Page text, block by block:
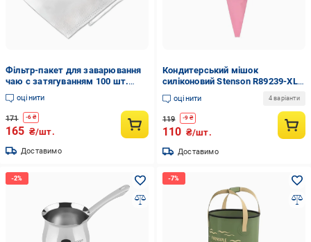
Фільтр-пакет для заварювання
чаю c затягуванням 100 шт.
(7358628)
оцінити
171 -6 ₴
165 ₴/шт.
Доставимо
Кондитерський мішок
силіконовий Stenson R89239-XL
40 см Рожевий (32163367)
оцінити 4 варіанти
119 -9₴
110 ₴/шт.
Доставимо